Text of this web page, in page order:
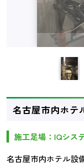
名古屋市内ホテ
施工足場：IQシス
名古屋市内ホテル設